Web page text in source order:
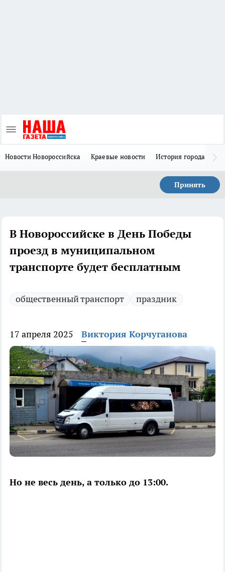
Новости Новороссийска Краевые новости История города Н
Принять
В Новороссийске в День Победы
проезд в муниципальном
транспорте будет бесплатным
общественный транспорт праздник
17 апреля 2025 Виктория Корчуганова
Но не весь день, а только до 13:00.